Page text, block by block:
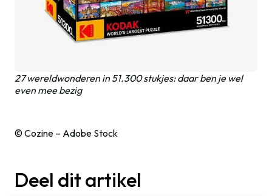
27 wereldwonderen in 51.300 stukjes: daar ben je wel
even mee bezig
© Cozine – Adobe Stock
Deel dit artikel